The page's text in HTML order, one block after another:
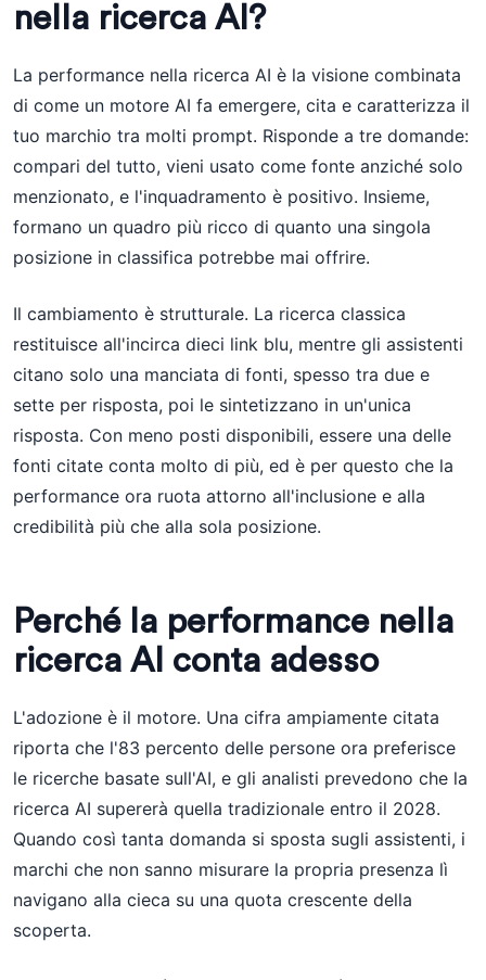
nella ricerca AI?
La performance nella ricerca AI è la visione combinata
di come un motore AI fa emergere, cita e caratterizza il
tuo marchio tra molti prompt. Risponde a tre domande:
compari del tutto, vieni usato come fonte anziché solo
menzionato, e l'inquadramento è positivo. Insieme,
formano un quadro più ricco di quanto una singola
posizione in classifica potrebbe mai offrire.
Il cambiamento è strutturale. La ricerca classica
restituisce all'incirca dieci link blu, mentre gli assistenti
citano solo una manciata di fonti, spesso tra due e
sette per risposta, poi le sintetizzano in un'unica
risposta. Con meno posti disponibili, essere una delle
fonti citate conta molto di più, ed è per questo che la
performance ora ruota attorno all'inclusione e alla
credibilità più che alla sola posizione.
Perché la performance nella
ricerca AI conta adesso
L'adozione è il motore. Una cifra ampiamente citata
riporta che l'83 percento delle persone ora preferisce
le ricerche basate sull'AI, e gli analisti prevedono che la
ricerca AI supererà quella tradizionale entro il 2028.
Quando così tanta domanda si sposta sugli assistenti, i
marchi che non sanno misurare la propria presenza lì
navigano alla cieca su una quota crescente della
scoperta.